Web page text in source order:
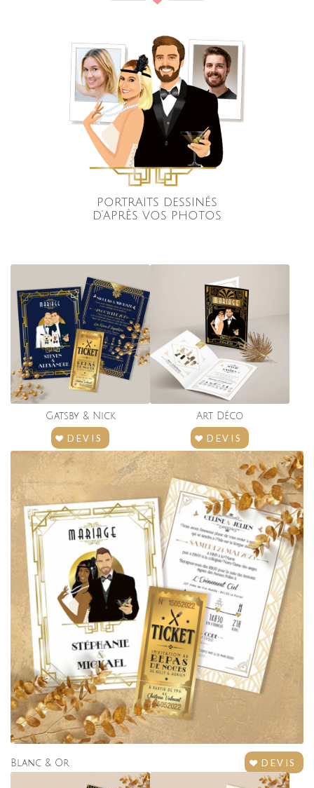
portraits dessinés
d’après vos photos
Gatsby &Nick
DEVIS
Art Déco
DEVIS
Blanc & Or DEVIS